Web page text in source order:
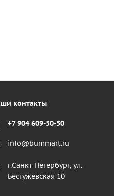
контакты
+7 904 609-50-50
info@bummart.ru
г.Санкт-Петербург, ул.
Бестужевская 10